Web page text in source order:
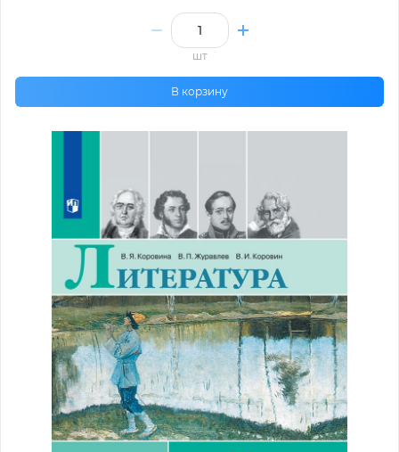
шт
В корзину